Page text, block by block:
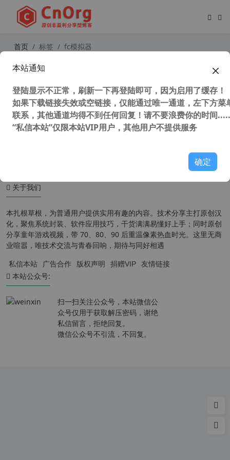
首页 标签 fc模拟器
关于我们
本扎根草根，为普通用户提供实用有趣的内容。技术分享主打原创汉
化，聚焦系统封装、软件应用技巧，干货满满易懂好上手；同时原创
分享童年游戏视频，带 70、80、90 后重温像素热血时光。这里无商
业喧嚣，唯技术交流与青春回响，期待与同好相遇
私信本站 广告合作 版权声明 捐赠VIP 友情链接
本站公众号:
扫一扫关注公众号，本站微信公
众号仅用于获取解压密码，谢绝
私信留言，拒绝回复。
微信公众号不引流，不回复。
本站通知
登陆显示不正常，刷新一下再登陆即可，因为启用了缓存！
如果下载链接失效或空链接，仅能通过唯一通道，左下方菜
联系，其他通道均得不到任何回复！请不要浪费你的时间
“私信本站”仅限本站VIP用户，其他用户不提供服务
确定